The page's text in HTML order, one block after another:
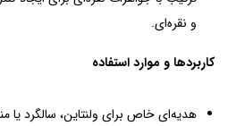
و نقره‌ای.
کاربردها و موارد استفاده
هدیه‌ای خاص برای ولنتاین، سالگرد یا